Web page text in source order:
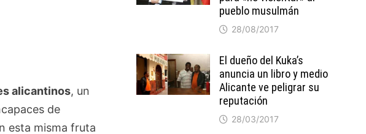
alicantinos, un
de
esta misma fruta
pueblo musulmán
28/08/2017
El dueño del Kuka’s
anuncia un libro y medio
Alicante ve peligrar su
reputación
28/03/2017